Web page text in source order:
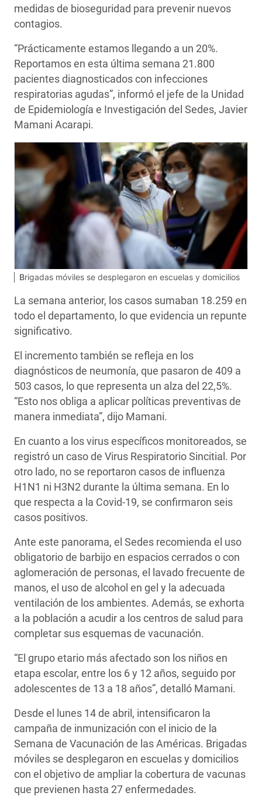
medidas de bioseguridad para prevenir nuevos
contagios.
“Prácticamente estamos llegando a un 20%.
Reportamos en esta última semana 21.800
pacientes diagnosticados con infecciones
respiratorias agudas”, informó el jefe de la Unidad
de Epidemiología e Investigación del Sedes, Javier
Mamani Acarapi.
Brigadas móviles se desplegaron en escuelas y domicilios
La semana anterior, los casos sumaban 18.259 en
todo el departamento, lo que evidencia un repunte
significativo.
El incremento también se refleja en los
diagnósticos de neumonía, que pasaron de 409 a
503 casos, lo que representa un alza del 22,5%.
“Esto nos obliga a aplicar políticas preventivas de
manera inmediata”, dijo Mamani.
En cuanto a los virus específicos monitoreados, se
registró un caso de Virus Respiratorio Sincitial. Por
otro lado, no se reportaron casos de influenza
H1N1 ni H3N2 durante la última semana. En lo
que respecta a la Covid-19, se confirmaron seis
casos positivos.
Ante este panorama, el Sedes recomienda el uso
obligatorio de barbijo en espacios cerrados o con
aglomeración de personas, el lavado frecuente de
manos, el uso de alcohol en gel y la adecuada
ventilación de los ambientes. Además, se exhorta
a la población a acudir a los centros de salud para
completar sus esquemas de vacunación.
“El grupo etario más afectado son los niños en
etapa escolar, entre los 6 y 12 años, seguido por
adolescentes de 13 a 18 años”, detalló Mamani.
Desde el lunes 14 de abril, intensificaron la
campaña de inmunización con el inicio de la
Semana de Vacunación de las Américas. Brigadas
móviles se desplegaron en escuelas y domicilios
con el objetivo de ampliar la cobertura de vacunas
que previenen hasta 27 enfermedades.